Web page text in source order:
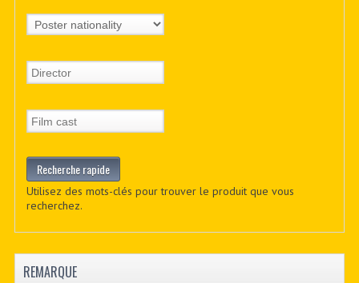
Utilisez des mots-clés pour trouver le produit que vous
recherchez.
REMARQUE